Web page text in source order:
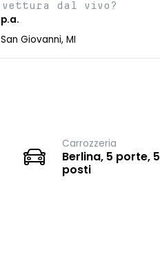
vettura dal vivo?
Giovanni, MI
Carrozzeria
Berlina, 5 porte, 5
posti